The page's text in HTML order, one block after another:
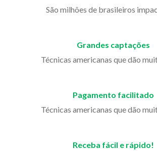
São milhões de brasileiros
Grandes captações
Técnicas americanas que dão
Pagamento facilitado
Técnicas americanas que dão
Receba fácil e rápido!